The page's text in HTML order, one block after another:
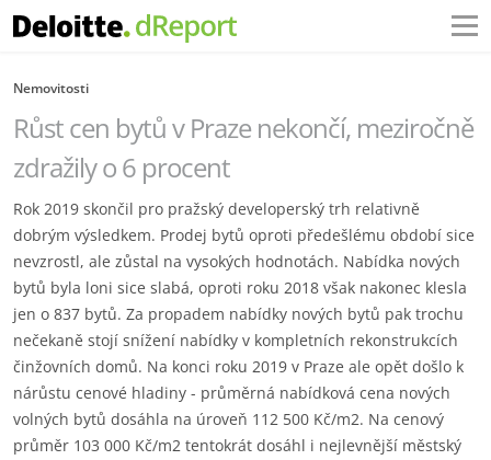
Nemovitosti
Růst cen bytů v Praze nekončí, meziročně
zdražily o 6 procent
Rok 2019 skončil pro pražský developerský trh relativně
dobrým výsledkem. Prodej bytů oproti předešlému období sice
nevzrostl, ale zůstal na vysokých hodnotách. Nabídka nových
bytů byla loni sice slabá, oproti roku 2018 však nakonec klesla
jen o 837 bytů. Za propadem nabídky nových bytů pak trochu
nečekaně stojí snížení nabídky v kompletních rekonstrukcích
činžovních domů. Na konci roku 2019 v Praze ale opět došlo k
nárůstu cenové hladiny - průměrná nabídková cena nových
volných bytů dosáhla na úroveň 112 500 Kč/m2. Na cenový
průměr 103 000 Kč/m2 tentokrát dosáhl i nejlevnější městský